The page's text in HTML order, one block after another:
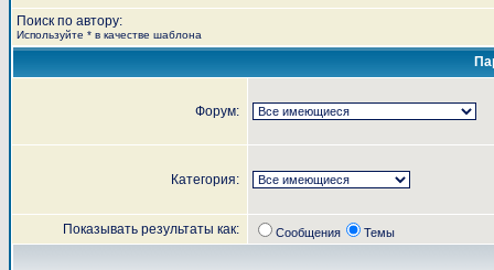
Поиск по автору:
Используйте * в качестве шаблона
Форум:
Категория:
Показывать результаты как: Сообщения Темы